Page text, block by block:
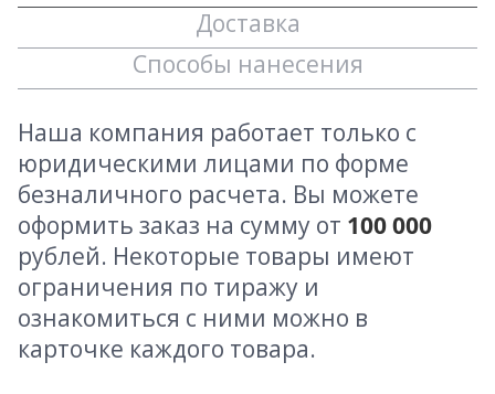
Доставка
Способы нанесения
Наша компания работает только с
юридическими лицами по форме
безналичного расчета. Вы можете
оформить заказ на сумму от 100 000
рублей. Некоторые товары имеют
ограничения по тиражу и
ознакомиться с ними можно в
карточке каждого товара.